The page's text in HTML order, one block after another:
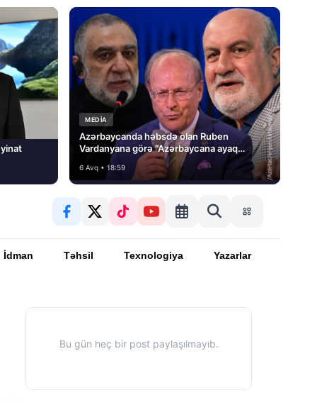
MEDİA
Azərbaycanda həbsdə olan Ruben
Vardanyana görə “Azərbaycana ayaq
basmayacağını” dedi və…
6 Avq • 18:59
İdman Təhsil Texnologiya Yazarlar
Bu gün heç bir post paylaşılmayıb.